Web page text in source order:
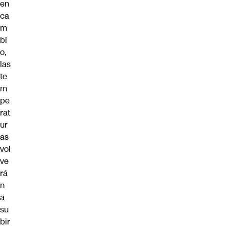
en
ca
m
bi
o,
las
te
m
pe
rat
ur
as
vol
ve
rá
n
a
su
bir